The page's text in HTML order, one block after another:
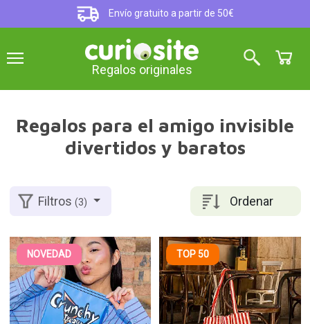
Envío gratuito a partir de 50€
Regalos originales
Regalos para el amigo invisible
divertidos y baratos
Ordenar
Filtros(3)
NOVEDAD TOP 50